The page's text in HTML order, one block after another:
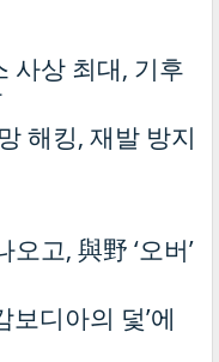
사상 최대, 기후
해킹, 재발 방지
고, 與野 ‘오버’
보디아의 덫’에